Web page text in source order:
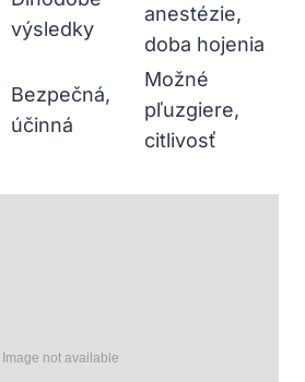
výsledky
anestézie,
doba hojenia
Bezpečná,
účinná
Možné
pľuzgiere,
citlivosť